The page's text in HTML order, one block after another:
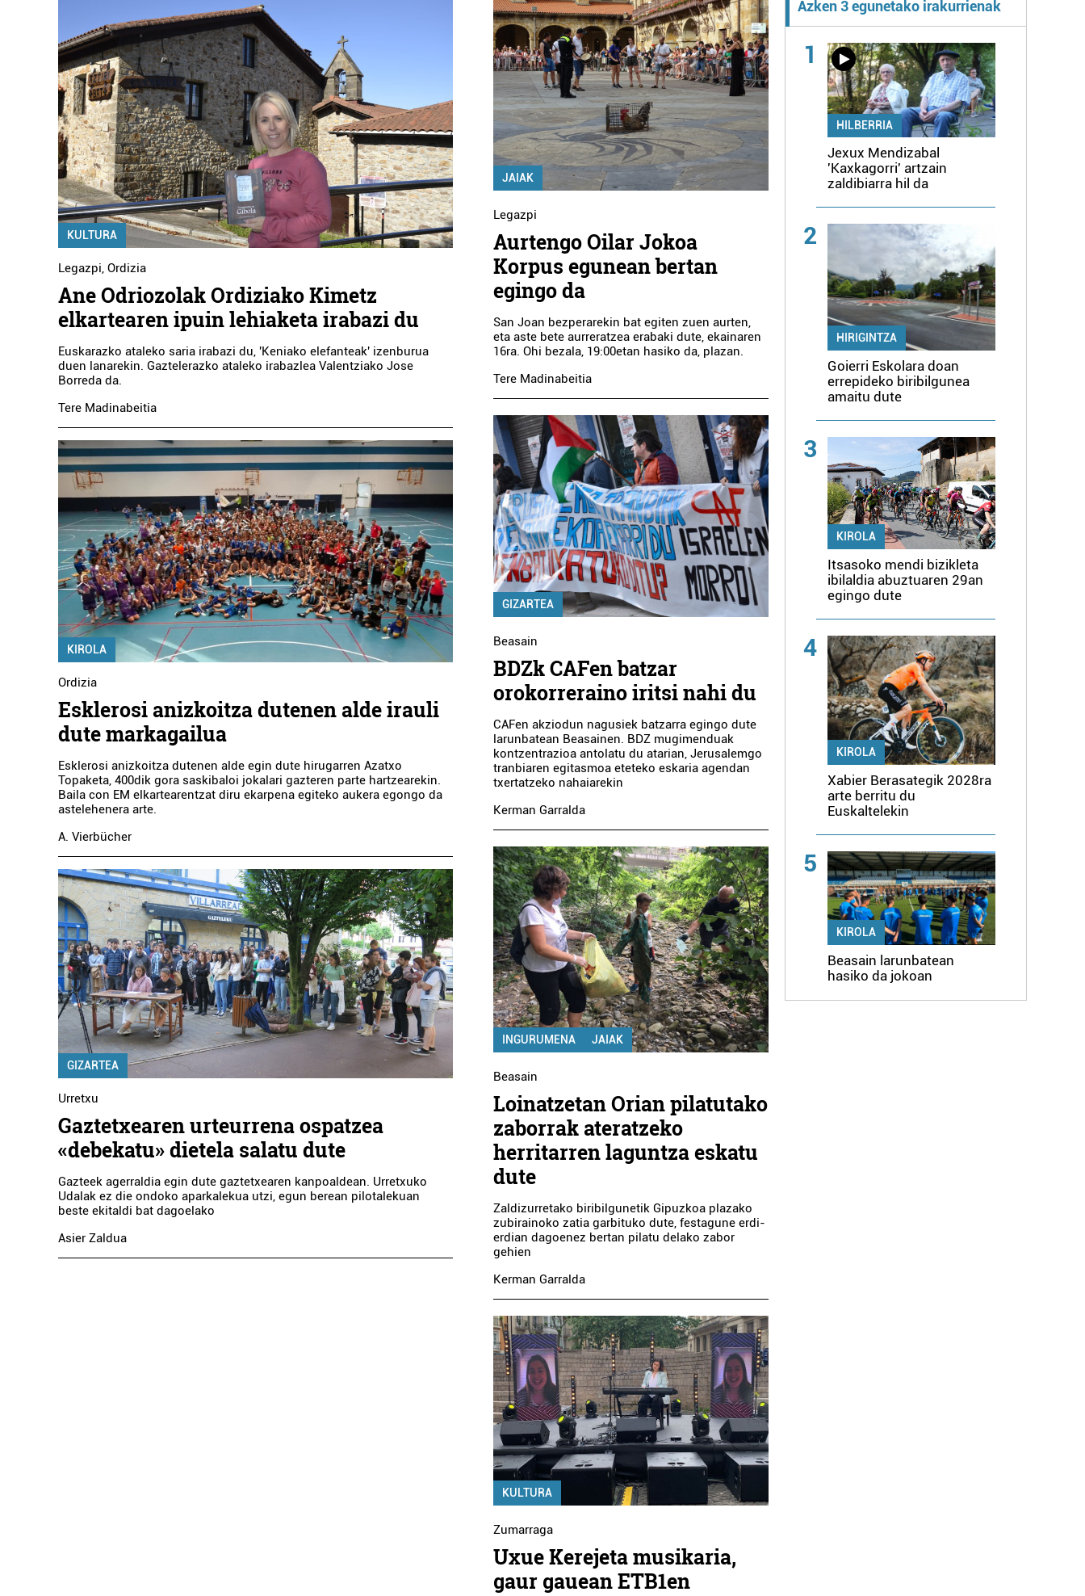
KULTURA
Legazpi, Ordizia
Ane Odriozolak Ordiziako Kimetz
elkartearen ipuin lehiaketa irabazi du
Euskarazko ataleko saria irabazi du, 'Keniako elefanteak' izenburua
duen lanarekin. Gaztelerazko ataleko irabazlea Valentziako Jose
Borreda da.
Tere Madinabeitia
KIROLA
Ordizia
Esklerosi anizkoitza dutenen alde irauli
dute markagailua
Esklerosi anizkoitza dutenen alde egin dute hirugarren Azatxo
Topaketa, 400dik gora saskibaloi jokalari gazteren parte hartzearekin.
Baila con EM elkartearentzat diru ekarpena egiteko aukera egongo da
astelehenera arte.
A. Vierbücher
GIZARTEA
Urretxu
Gaztetxearen urteurrena ospatzea
«debekatu» dietela salatu dute
Gazteek agerraldia egin dute gaztetxearen kanpoaldean. Urretxuko
Udalak ez die ondoko aparkalekua utzi, egun berean pilotalekuan
beste ekitaldi bat dagoelako
Asier Zaldua
JAIAK
Legazpi
Aurtengo Oilar Jokoa
Korpus egunean bertan
egingo da
San Joan bezperarekin bat egiten zuen aurten,
eta aste bete aurreratzea erabaki dute, ekainaren
16ra. Ohi bezala, 19:00etan hasiko da, plazan.
Tere Madinabeitia
GIZARTEA
Beasain
BDZk CAFen batzar
orokorreraino iritsi nahi du
CAFen akziodun nagusiek batzarra egingo dute
larunbatean Beasainen. BDZ mugimenduak
kontzentrazioa antolatu du atarian, Jerusalemgo
tranbiaren egitasmoa eteteko eskaria agendan
txertatzeko nahaiarekin
Kerman Garralda
INGURUMENA JAIAK
Beasain
Loinatzetan Orian pilatutako
zaborrak ateratzeko
herritarren laguntza eskatu
dute
Zaldizurretako biribilgunetik Gipuzkoa plazako
zubirainoko zatia garbituko dute, festagune erdi-
erdian dagoenez bertan pilatu delako zabor
gehien
Kerman Garralda
KULTURA
Zumarraga
Uxue Kerejeta musikaria,
gaur gauean ETB1en
Azken 3 egunetako irakurrienak
1
HILBERRIA
Jexux Mendizabal
'Kaxkagorri' artzain
zaldibiarra hil da
2
HIRIGINTZA
Goierri Eskolara doan
errepideko biribilgunea
amaitu dute
3
KIROLA
Itsasoko mendi bizikleta
ibilaldia abuztuaren 29an
egingo dute
4
KIROLA
Xabier Berasategik 2028ra
arte berritu du
Euskaltelekin
5
KIROLA
Beasain larunbatean
hasiko da jokoan